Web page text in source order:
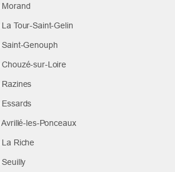
Morand
Tour-Saint-Gelin
Genouph
sur-Loire
les-Ponceaux
Riche